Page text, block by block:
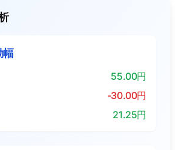
幅
55.00円
-30.00円
21.25円